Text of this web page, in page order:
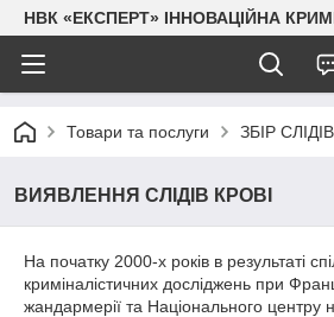
НВК «ЕКСПЕРТ» ІННОВАЦІЙНА
Товари та послуги ЗБІР
ВИЯВЛЕННЯ СЛІДІВ КРОВІ
На початку 2000-х років в результаті
криміналістичних досліджень при
жандармерії та Національного центру